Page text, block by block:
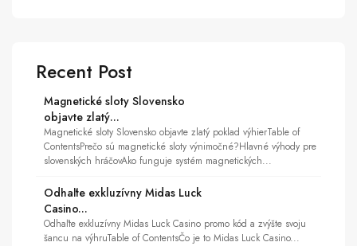
Recent Post
Magnetické sloty Slovensko
objavte zlatý...
Magnetické sloty Slovensko objavte zlatý poklad výhierTable of
ContentsPrečo sú magnetické sloty výnimočné?Hlavné výhody pre
slovenských hráčovAko funguje systém magnetických...
Odhaľte exkluzívny Midas Luck
Casino...
Odhaľte exkluzívny Midas Luck Casino promo kód a zvýšte svoju
šancu na výhruTable of ContentsČo je to Midas Luck Casino...